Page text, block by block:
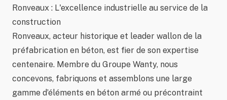
Ronveaux : L'excellence industrielle au service de la
construction
Ronveaux, acteur historique et leader wallon de la
préfabrication en béton, est fier de son expertise
centenaire. Membre du Groupe Wanty, nous
concevons, fabriquons et assemblons une large
gamme d’éléments en béton armé ou précontraint